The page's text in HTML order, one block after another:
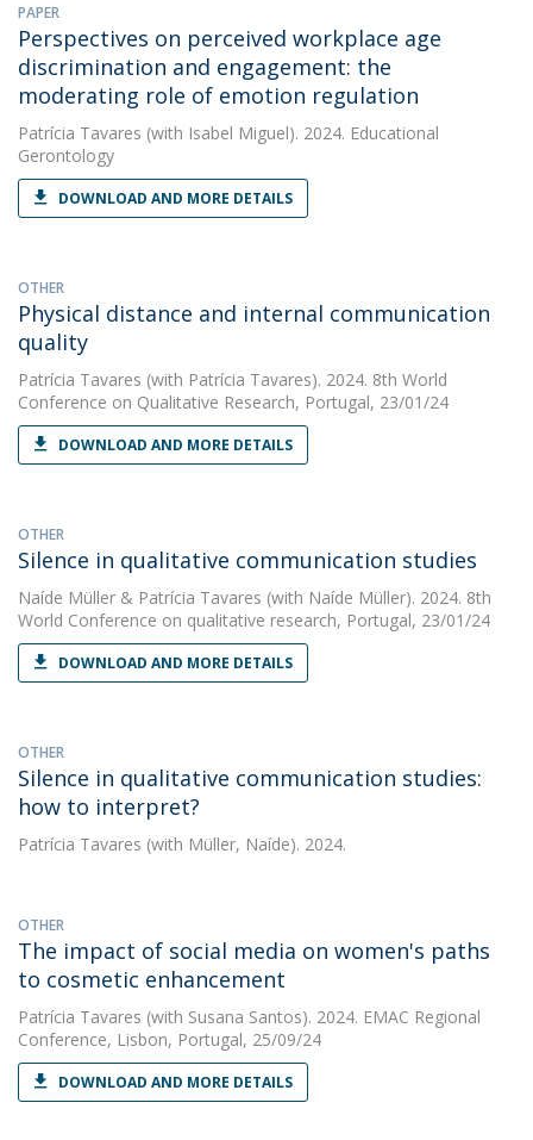
PAPER
Perspectives on perceived workplace age
discrimination and engagement: the
moderating role of emotion regulation
Patrícia Tavares (with Isabel Miguel). 2024. Educational
Gerontology
DOWNLOAD AND MORE DETAILS
OTHER
Physical distance and internal communication
quality
Patrícia Tavares (with Patrícia Tavares). 2024. 8th World
Conference on Qualitative Research, Portugal, 23/01/24
DOWNLOAD AND MORE DETAILS
OTHER
Silence in qualitative communication studies
Naíde Müller & Patrícia Tavares (with Naíde Müller). 2024. 8th
World Conference on qualitative research, Portugal, 23/01/24
DOWNLOAD AND MORE DETAILS
OTHER
Silence in qualitative communication studies:
how to interpret?
Patrícia Tavares (with Müller, Naíde). 2024.
OTHER
The impact of social media on women's paths
to cosmetic enhancement
Patrícia Tavares (with Susana Santos). 2024. EMAC Regional
Conference, Lisbon, Portugal, 25/09/24
DOWNLOAD AND MORE DETAILS